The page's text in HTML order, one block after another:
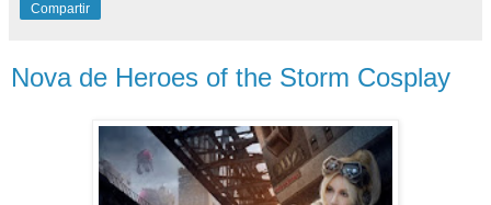
Compartir
Nova de Heroes of the Storm Cosplay